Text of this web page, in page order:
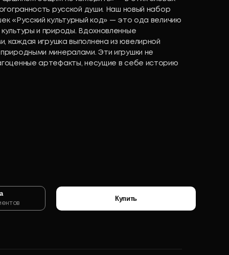
Купить
русской души. Наш новый набор
«Русский культурный код» — это ода величию
и природы. Вдохновленные
каждая игрушка выполнена из ювелирной
минералами. Эти игрушки не
артефакты, несущие в себе историю